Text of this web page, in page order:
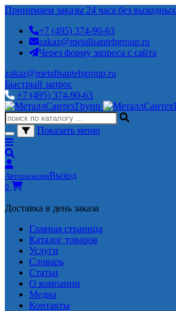
Принимаем заказы 24 часа без выходных
+7 (495) 374-90-63
zakaz@metallsantehgroup.ru
Через форму запроса с сайта
zakaz@metallsantehgroup.ru
Быстрый запрос
+7 (495) 374-90-63
Показать меню
АвторизацияВыход
0
Доставка в день заказа
Главная страница
Каталог товаров
Услуги
Словарь
Статьи
О компании
Медиа
Контакты